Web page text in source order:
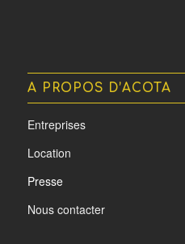
A PROPOS D’ACOTA
Entreprises
Location
Presse
Nous contacter